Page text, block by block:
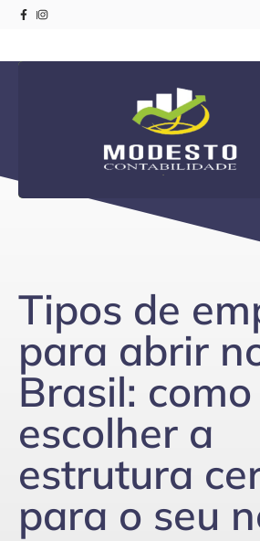
Tipos de
para abrir
Brasil: como
escolher a
estrutura
para o seu